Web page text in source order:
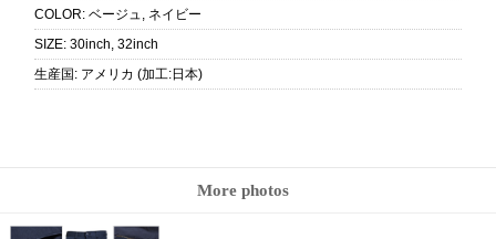
COLOR: ベージュ, ネイビー
SIZE: 30inch, 32inch
生産国 : アメリカ (加工:日本)
More photos